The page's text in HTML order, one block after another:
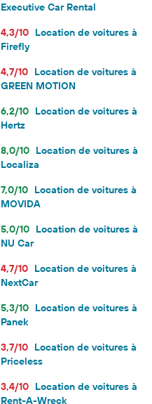
Executive Car Rental
4,3/10 Location de voitures à
Firefly
4,7/10 Location de voitures à
GREEN MOTION
6,2/10 Location de voitures à
Hertz
8,0/10 Location de voitures à
Localiza
7,0/10 Location de voitures à
MOVIDA
5,0/10 Location de voitures à
NU Car
4,7/10 Location de voitures à
NextCar
5,3/10 Location de voitures à
Panek
3,7/10 Location de voitures à
Priceless
3,4/10 Location de voitures à
Rent-A-Wreck